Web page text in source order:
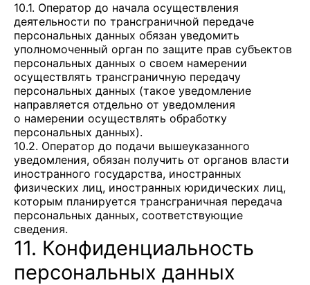
10.1. Оператор до начала осуществления
деятельности по трансграничной передаче
персональных данных обязан уведомить
уполномоченный орган по защите прав субъектов
персональных данных о своем намерении
осуществлять трансграничную передачу
персональных данных (такое уведомление
направляется отдельно от уведомления
о намерении осуществлять обработку
персональных данных).
10.2. Оператор до подачи вышеуказанного
уведомления, обязан получить от органов власти
иностранного государства, иностранных
физических лиц, иностранных юридических лиц,
которым планируется трансграничная передача
персональных данных, соответствующие
сведения.
11. Конфиденциальность
персональных данных